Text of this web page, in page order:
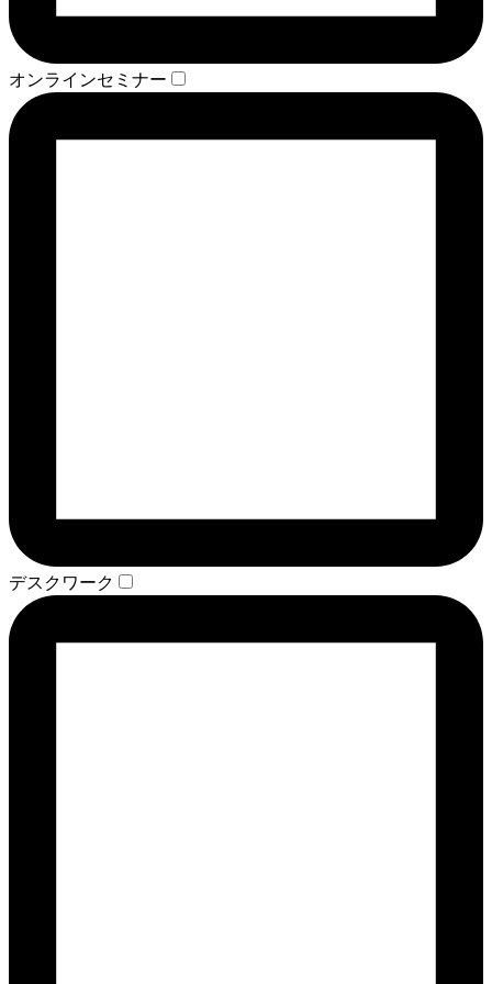
オンラインセミナー
デスクワーク